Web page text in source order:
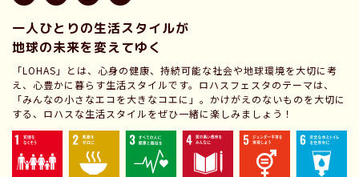
一人ひとりの生活スタイルが
地球の未来を変えてゆく
「LOHAS」とは、心身の健康、持続可能な社会や地球環境を大切に考
え、心豊かに暮らす生活スタイルです。ロハスフェスタのテーマは、
「みんなの小さなエコを大きなコエに」。かけがえのないものを大切に
する、ロハスな生活スタイルをぜひ一緒に楽しみましょう！